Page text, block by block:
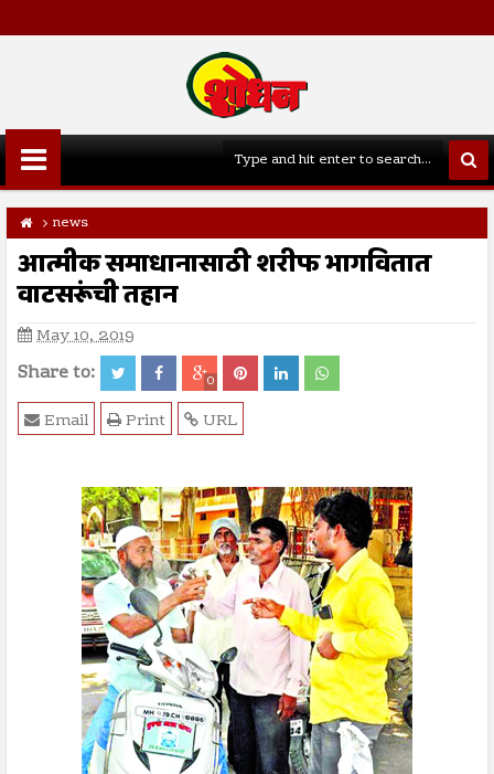
news
आत्मीक समाधानासाठी शरीफ भागवितात
वाटसरूंची तहान
May 10, 2019
Share to: 0
URL
Print
Email